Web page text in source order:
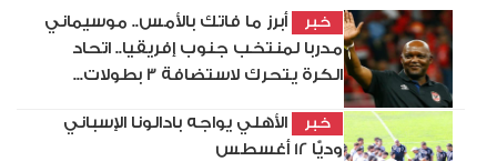
خبر
أبرز ما فاتك بالأمس.. موسيماني
مدربا لمنتخب جنوب إفريقيا.. اتحاد
الكرة يتحرك لاستضافة 3 بطولات...
خبر
الأهلي يواجه بادالونا الإسباني
وديًّا 12 أغسطس